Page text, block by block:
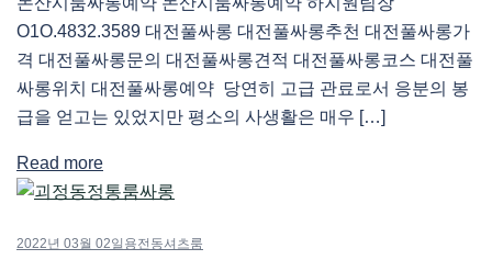
O1O.4832.3589 대전풀싸롱 대전풀싸롱추천 대전풀싸롱가
격 대전풀싸롱문의 대전풀싸롱견적 대전풀싸롱코스 대전풀
싸롱위치 대전풀싸롱예약 당연히 고급 관료로서 응분의 봉
급을 얻고는 있었지만 평소의 사생활은 매우 […]
Read more
2022년 03월 02일 용전동셔츠룸